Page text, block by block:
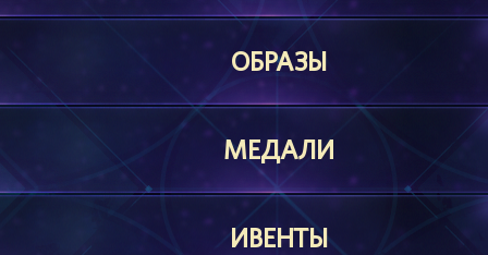
ОБРАЗЫ
МЕДАЛИ
ИВЕНТЫ